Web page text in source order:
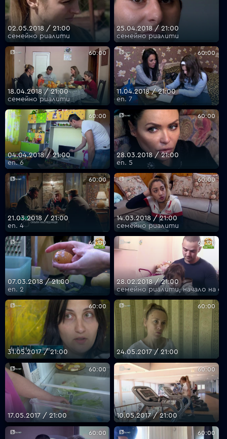
02.05.2018 / 21:00
семейно риалити
25.04.2018 / 21:00
семейно риалити
60:00
18.04.2018 / 21:00
семейно риалити
60:00
11.04.2018 / 21:00
еп. 7
60:00
04.04.2018 / 21:00
еп. 6
60:00
28.03.2018 / 21:00
еп. 5
60:00
21.03.2018 / 21:00
еп. 4
60:00
14.03.2018 / 21:00
семейно риалити
60:00
07.03.2018 / 21:00
еп. 2
60:00
28.02.2018 / 21:00
семейно риалити, начало на
60:00
31.05.2017 / 21:00
60:00
24.05.2017 / 21:00
60:00
17.05.2017 / 21:00
60:00
10.05.2017 / 21:00
60:00 60:00